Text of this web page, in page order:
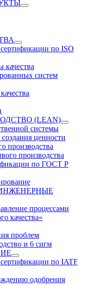
по ISO
качества
систем
(LEAN)
системы
ценности
производства
производства
по ГОСТ Р
процессами
качества»
проблем
и 6 сигм
по IATF
одобрения